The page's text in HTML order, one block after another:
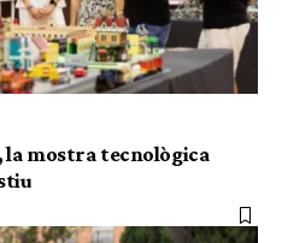
la mostra tecnològica